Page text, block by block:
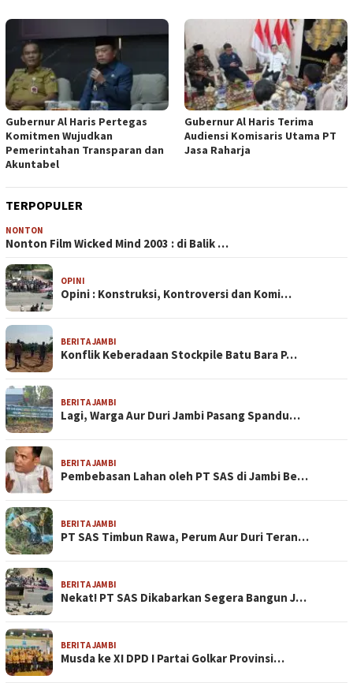
Gubernur Al Haris Pertegas
Komitmen Wujudkan
Pemerintahan Transparan dan
Akuntabel
Gubernur Al Haris Terima
Audiensi Komisaris Utama PT
Jasa Raharja
TERPOPULER
NONTON
Nonton Film Wicked Mind 2003 : di Balik …
OPINI
Opini : Konstruksi, Kontroversi dan Komi…
BERITA JAMBI
Konflik Keberadaan Stockpile Batu Bara P…
BERITA JAMBI
Lagi, Warga Aur Duri Jambi Pasang Spandu…
BERITA JAMBI
Pembebasan Lahan oleh PT SAS di Jambi Be…
BERITA JAMBI
PT SAS Timbun Rawa, Perum Aur Duri Teran…
BERITA JAMBI
Nekat! PT SAS Dikabarkan Segera Bangun J…
BERITA JAMBI
Musda ke XI DPD I Partai Golkar Provinsi…